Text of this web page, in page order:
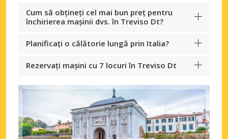
Cum să obțineți cel mai bun preț pentru
închirierea mașinii dvs. în Treviso Dt?
Planificați o călătorie lungă prin Italia?
Rezervați mașini cu 7 locuri în Treviso Dt